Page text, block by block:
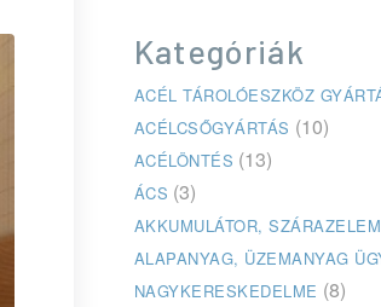
Kategóriák
ACÉL TÁROLÓESZKÖZ
ACÉLCSŐGYÁRTÁS (10)
ACÉLÖNTÉS (13)
ÁCS (3)
AKKUMULÁTOR,
ALAPANYAG, ÜZEMANYAG
NAGYKERESKEDELME (8)